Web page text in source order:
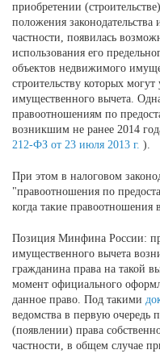
приобретении
положения
частности, появилась
использования его
объектов недвижимого
строительству которых могут
имущественного вычета.
правоотношениям по
возникшим не ранее 2014
212-ФЗ от 23 июля 2013 г. ).
При этом в налоговом
"правоотношения по
когда такие правоотношения
Позиция Минфина России:
имущественного вычета
гражданина права на такой
момент официального
данное право. Под такими
ведомства в первую очередь
(появлении) права
частности, в общем случае